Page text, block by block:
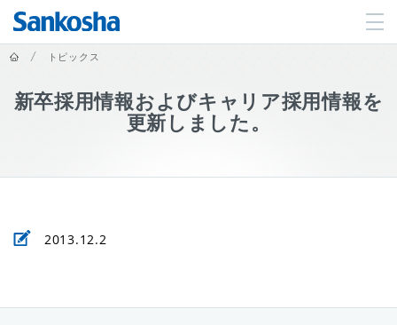
ホーム トピックス
新卒採用情報およびキャリア採用情報を
更新しました。
2013.12.2